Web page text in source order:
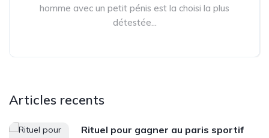
homme avec un petit pénis est la choisi la plus
détestée...
Articles recents
Rituel pour gagner au paris sportif